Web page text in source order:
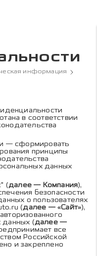
информация
в соответствии
— сформировать
принципы
данных
(далее — Компания),
безопасности
о пользователях
(далее — «Сайт»),
данных (далее —
все
Российской
и закреплено